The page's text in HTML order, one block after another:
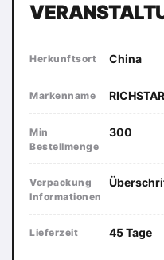
Herkunftsort China
Markenname RICHSTAR
Min
Bestellmenge
300
Verpackung
Informationen
Lieferzeit 45 Tage